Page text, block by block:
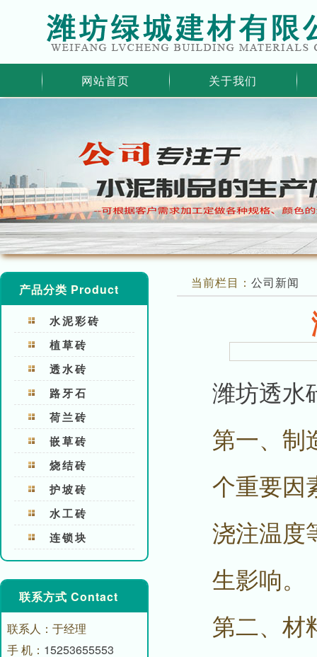
网站首页 关于我们
产品分类 Product
水泥彩砖
植草砖
透水砖
路牙石
荷兰砖
嵌草砖
烧结砖
护坡砖
水工砖
连锁块
联系方式 Contact
联系人：于经理
手 机： 15253655553
当前栏目： 公司新闻
潍坊透水
第一、制
个重要因
浇注温度
生影响。
第二、材